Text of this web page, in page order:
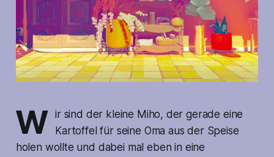
W ir sind der kleine Miho, der gerade eine
Kartoffel für seine Oma aus der Speise
holen wollte und dabei mal eben in eine